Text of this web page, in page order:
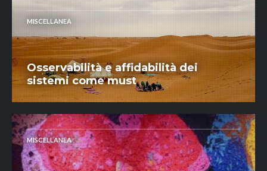
MISCELLANEA
Osservabilità e affidabilità dei
sistemi come must
MISCELLANEA